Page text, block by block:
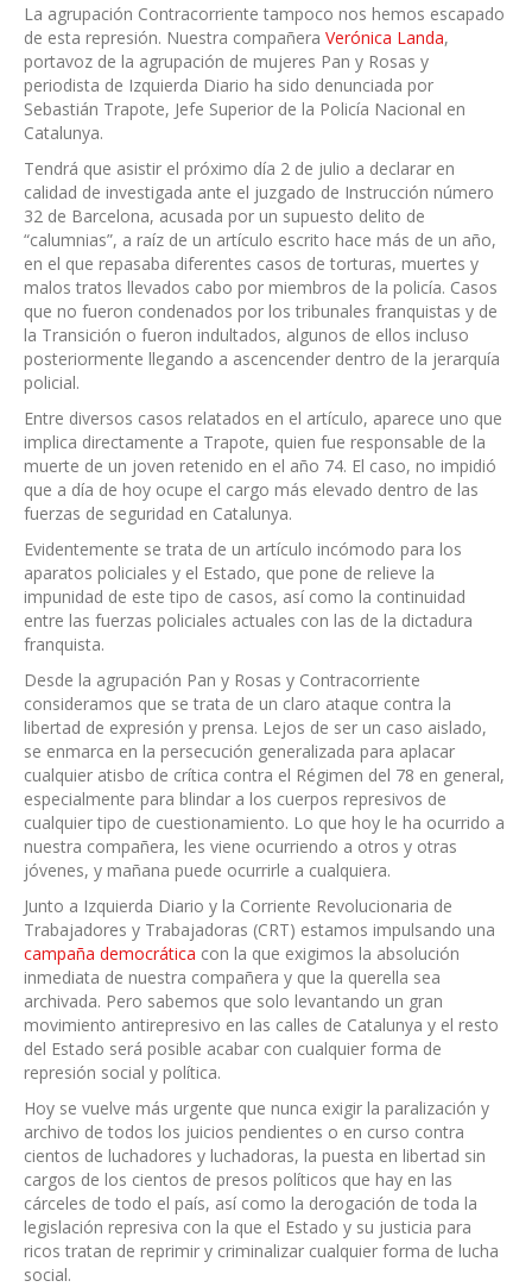
La agrupación Contracorriente tampoco nos hemos escapado
de esta represión. Nuestra compañera Verónica Landa,
portavoz de la agrupación de mujeres Pan y Rosas y
periodista de Izquierda Diario ha sido denunciada por
Sebastián Trapote, Jefe Superior de la Policía Nacional en
Catalunya.
Tendrá que asistir el próximo día 2 de julio a declarar en
calidad de investigada ante el juzgado de Instrucción número
32 de Barcelona, acusada por un supuesto delito de
“calumnias”, a raíz de un artículo escrito hace más de un año,
en el que repasaba diferentes casos de torturas, muertes y
malos tratos llevados cabo por miembros de la policía. Casos
que no fueron condenados por los tribunales franquistas y de
la Transición o fueron indultados, algunos de ellos incluso
posteriormente llegando a ascencender dentro de la jerarquía
policial.
Entre diversos casos relatados en el artículo, aparece uno que
implica directamente a Trapote, quien fue responsable de la
muerte de un joven retenido en el año 74. El caso, no impidió
que a día de hoy ocupe el cargo más elevado dentro de las
fuerzas de seguridad en Catalunya.
Evidentemente se trata de un artículo incómodo para los
aparatos policiales y el Estado, que pone de relieve la
impunidad de este tipo de casos, así como la continuidad
entre las fuerzas policiales actuales con las de la dictadura
franquista.
Desde la agrupación Pan y Rosas y Contracorriente
consideramos que se trata de un claro ataque contra la
libertad de expresión y prensa. Lejos de ser un caso aislado,
se enmarca en la persecución generalizada para aplacar
cualquier atisbo de crítica contra el Régimen del 78 en general,
especialmente para blindar a los cuerpos represivos de
cualquier tipo de cuestionamiento. Lo que hoy le ha ocurrido a
nuestra compañera, les viene ocurriendo a otros y otras
jóvenes, y mañana puede ocurrirle a cualquiera.
Junto a Izquierda Diario y la Corriente Revolucionaria de
Trabajadores y Trabajadoras (CRT) estamos impulsando una
campaña democrática con la que exigimos la absolución
inmediata de nuestra compañera y que la querella sea
archivada. Pero sabemos que solo levantando un gran
movimiento antirepresivo en las calles de Catalunya y el resto
del Estado será posible acabar con cualquier forma de
represión social y política.
Hoy se vuelve más urgente que nunca exigir la paralización y
archivo de todos los juicios pendientes o en curso contra
cientos de luchadores y luchadoras, la puesta en libertad sin
cargos de los cientos de presos políticos que hay en las
cárceles de todo el país, así como la derogación de toda la
legislación represiva con la que el Estado y su justicia para
ricos tratan de reprimir y criminalizar cualquier forma de lucha
social.